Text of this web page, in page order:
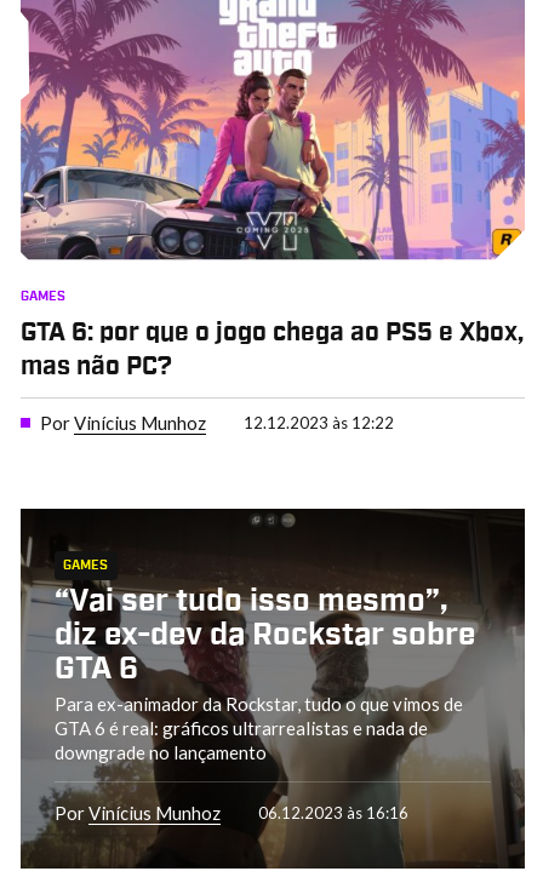
GAMES
GTA 6: por que o jogo chega ao PS5 e Xbox,
mas não PC?
PorVinícius Munhoz 12.12.2023 às 12:22
GAMES
“Vai ser tudo isso mesmo”,
diz ex-dev da Rockstar sobre
GTA 6
Para ex-animador da Rockstar, tudo o que vimos de
GTA 6 é real: gráficos ultrarrealistas e nada de
downgrade no lançamento
PorVinícius Munhoz 06.12.2023 às 16:16